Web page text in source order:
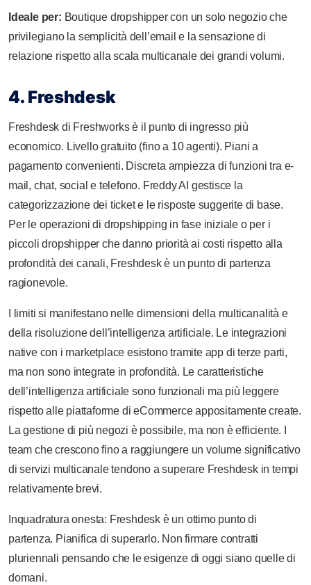
Ideale per: Boutique dropshipper con un solo negozio che
privilegiano la semplicità dell’email e la sensazione di
relazione rispetto alla scala multicanale dei grandi volumi.
4. Freshdesk
Freshdesk di Freshworks è il punto di ingresso più
economico. Livello gratuito (fino a 10 agenti). Piani a
pagamento convenienti. Discreta ampiezza di funzioni tra e-
mail, chat, social e telefono. Freddy AI gestisce la
categorizzazione dei ticket e le risposte suggerite di base.
Per le operazioni di dropshipping in fase iniziale o per i
piccoli dropshipper che danno priorità ai costi rispetto alla
profondità dei canali, Freshdesk è un punto di partenza
ragionevole.
I limiti si manifestano nelle dimensioni della multicanalità e
della risoluzione dell’intelligenza artificiale. Le integrazioni
native con i marketplace esistono tramite app di terze parti,
ma non sono integrate in profondità. Le caratteristiche
dell’intelligenza artificiale sono funzionali ma più leggere
rispetto alle piattaforme di eCommerce appositamente create.
La gestione di più negozi è possibile, ma non è efficiente. I
team che crescono fino a raggiungere un volume significativo
di servizi multicanale tendono a superare Freshdesk in tempi
relativamente brevi.
Inquadratura onesta: Freshdesk è un ottimo punto di
partenza. Pianifica di superarlo. Non firmare contratti
pluriennali pensando che le esigenze di oggi siano quelle di
domani.